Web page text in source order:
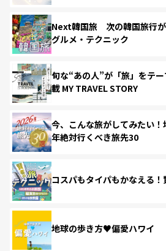
Next韓国旅 次の韓国旅行が
グルメ・テクニック
旬な“あの人”が「旅」をテ
載 MY TRAVEL STORY
今、こんな旅がしてみたい
年絶対行くべき旅先30
コスパもタイパもかなえる
地球の歩き方♥偏愛ハワイ